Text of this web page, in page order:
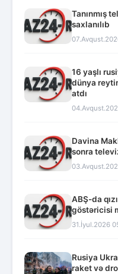
Tanınmış
saxlanılıb
16 yaşlı
dünya
atdı
Davina
sonra
ABŞ-da
göstəricisi
31.İyul.2026
Rusiya
raket və